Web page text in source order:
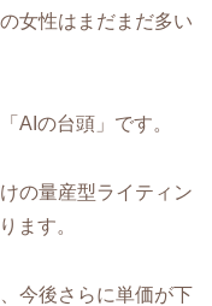
女性はまだまだ多い
AIの台頭」です。
の量産型ライティン
ます。
今後さらに単価が下